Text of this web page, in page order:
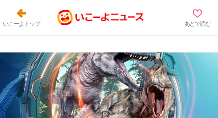
いこーよトップ あとで読む